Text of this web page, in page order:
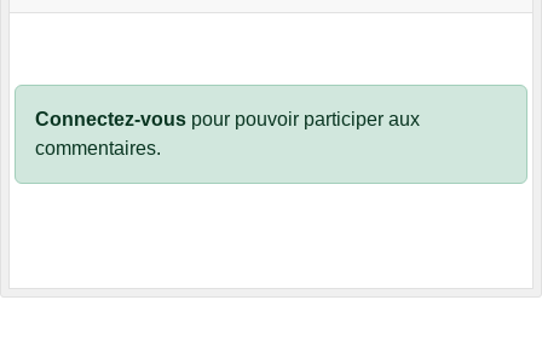
Connectez-vous pour pouvoir participer aux
commentaires.